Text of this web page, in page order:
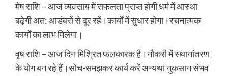
मेष राशि – आज व्यवसाय में सफलता प्राप्त होगी धर्म में आस्था
बढ़ेगी अत: आडंबरों से दूर रहें।कार्यों में सुधार होगा।रचनात्मक
कार्यों का लाभ मिलेगा।
वृष राशि – आज दिन मिश्रित फलकारक है।नौकरी में स्थानांतरण
के योग बन रहे हैं।सोच-समझकर कार्य करें अन्यथा नुकसान संभव